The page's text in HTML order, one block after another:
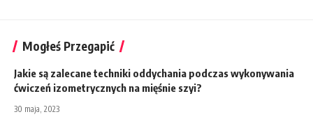
Mogłeś Przegapić
Jakie są zalecane techniki oddychania podczas wykonywania
ćwiczeń izometrycznych na mięśnie szyi?
30 maja, 2023